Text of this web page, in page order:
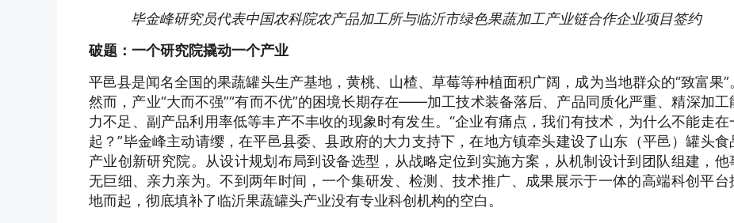
毕金峰研究员代表中国农科院农产品加工所与临沂市绿色果蔬加工产业链合作企业项目签约
破题：一个研究院撬动一个产业
平邑县是闻名全国的果蔬罐头生产基地，黄桃、山楂、草莓等种植面积广阔，成为当地群众的“致富果”
然而，产业“大而不强”“有而不优”的困境长期存在——加工技术装备落后、产品同质化严重、精深加工
力不足、副产品利用率低等丰产不丰收的现象时有发生。“企业有痛点，我们有技术，为什么不能走在
起？”毕金峰主动请缨，在平邑县委、县政府的大力支持下，在地方镇牵头建设了山东（平邑）罐头食
产业创新研究院。从设计规划布局到设备选型，从战略定位到实施方案，从机制设计到团队组建，他
无巨细、亲力亲为。不到两年时间，一个集研发、检测、技术推广、成果展示于一体的高端科创平台
地而起，彻底填补了临沂果蔬罐头产业没有专业科创机构的空白。